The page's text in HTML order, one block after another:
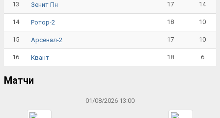
13 Зенит Пн 17 14
14 Ротор-2 18 10
15 Арсенал-2 17 10
16 Квант 18 6
Матчи
01/08/2026 13:00